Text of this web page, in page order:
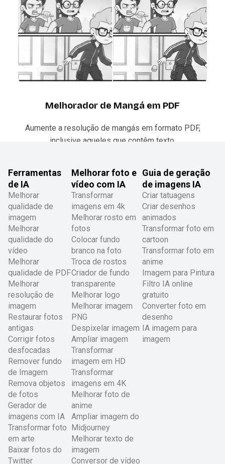
Melhorador de Mangá em PDF
Aumente a resolução de mangás em formato PDF,
inclusive aqueles que contêm texto.
Ferramentas
de IA
Melhorar
qualidade de
imagem
Melhorar
qualidade do
vídeo
Melhorar
qualidade de PDF
Melhorar
resolução de
imagem
Restaurar fotos
antigas
Corrigir fotos
desfocadas
Remover fundo
de Imagem
Remova objetos
de fotos
Gerador de
imagens com IA
Transformar foto
em arte
Baixar fotos do
Twitter
Melhorar foto e
vídeo com IA
Transformar
imagens em 4k
Melhorar rosto em
fotos
Colocar fundo
branco na foto
Troca de rostos
Criador de fundo
transparente
Melhorar logo
Melhorar imagem
PNG
Despixelar imagem
Ampliar imagem
Transformar
imagem em HD
Transformar
imagens em 4K
Melhorar foto de
anime
Ampliar imagem do
Midjourney
Melhorar texto de
imagem
Conversor de vídeo
Guia de geração
de imagens IA
Criar tatuagens
Criar desenhos
animados
Transformar foto em
cartoon
Transformar foto em
anime
Imagem para Pintura
Filtro IA online
gratuito
Converter foto em
desenho
IA imagem para
imagem